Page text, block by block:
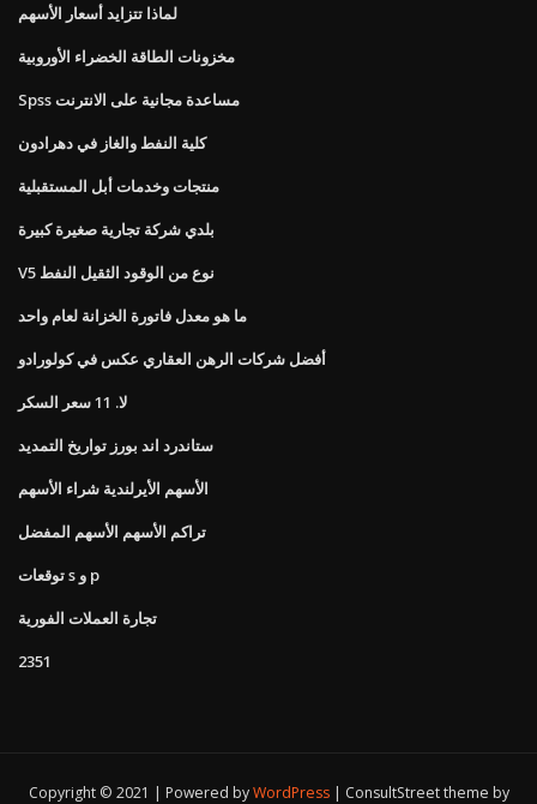
لماذا تتزايد أسعار الأسهم
مخزونات الطاقة الخضراء الأوروبية
Spss مساعدة مجانية على الانترنت
كلية النفط والغاز في دهرادون
منتجات وخدمات أبل المستقبلية
بلدي شركة تجارية صغيرة كبيرة
V5 نوع من الوقود الثقيل النفط
ما هو معدل فاتورة الخزانة لعام واحد
أفضل شركات الرهن العقاري عكس في كولورادو
لا. 11 سعر السكر
ستاندرد اند بورز تواريخ التمديد
الأسهم الأيرلندية شراء الأسهم
تراكم الأسهم الأسهم المفضل
توقعات s و p
تجارة العملات الفورية
2351
Copyright © 2021 | Powered byWordPress ConsultStreet theme by